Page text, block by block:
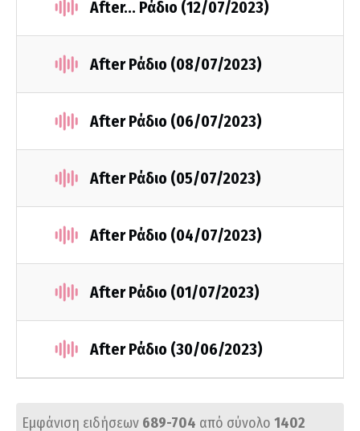
After... Ράδιο (12/07/2023)
After Ράδιο (08/07/2023)
After Ράδιο (06/07/2023)
After Ράδιο (05/07/2023)
After Ράδιο (04/07/2023)
After Ράδιο (01/07/2023)
After Ράδιο (30/06/2023)
Εμφάνιση ειδήσεων 689-704 από σύνολο 1402